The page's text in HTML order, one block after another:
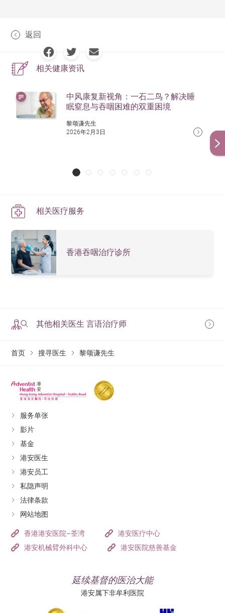
返回
相关健康资讯
中风康复新视角：一石二鸟？解决睡
眠窒息与吞咽困难的双重困境
黎颂谦先生
2026年2月3日
相关医疗服务
香港吞咽治疗诊所
其他相关医生 言语治疗师
首页 搜寻医生 黎颂谦先生
服务单张
影片
基金
港安医生
港安员工
私隐声明
法律条款
网站地图
香港港安医院–荃湾
港安医疗中心
港安机械臂外科中心
港安医院慈善基金
延续基督的医治大能
港安属下非牟利医院